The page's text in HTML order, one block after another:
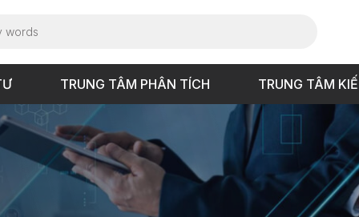
TRUNG TÂM PHÂN TÍCH TRUNG TÂM